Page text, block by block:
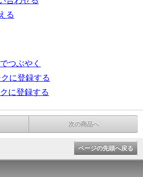
る
つぶやく
に登録する
に登録する
次の商品へ
ページの先頭へ戻る